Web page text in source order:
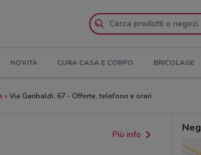
NOVITÀ CURA CASA E CORPO BRICOLAGE
Via Garibaldi, 67 - Offerte, telefono e orari
Più info